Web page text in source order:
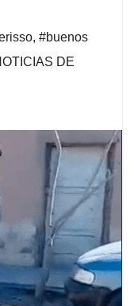
, #buenos
DE